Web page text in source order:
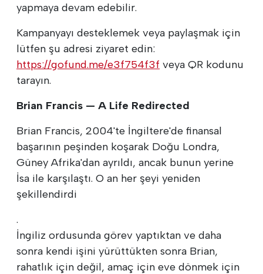
yapmaya devam edebilir.
Kampanyayı desteklemek veya paylaşmak için
lütfen şu adresi ziyaret edin:
https://gofund.me/e3f754f3f veya QR kodunu
tarayın.
Brian Francis — A Life Redirected
Brian Francis, 2004'te İngiltere'de finansal
başarının peşinden koşarak Doğu Londra,
Güney Afrika'dan ayrıldı, ancak bunun yerine
İsa ile karşılaştı. O an her şeyi yeniden
şekillendirdi
.
İngiliz ordusunda görev yaptıktan ve daha
sonra kendi işini yürüttükten sonra Brian,
rahatlık için değil, amaç için eve dönmek için